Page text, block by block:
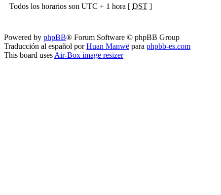
Todos los horarios son UTC + 1 hora [ DST ]
Powered by phpBB® Forum Software © phpBB Group
Traducción al español porHuan Manwë para phpbb-es.com
This board uses Air-Box image resizer